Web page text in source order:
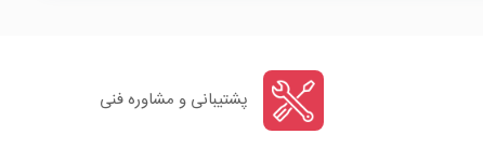
پشتیبانی و مشاوره فنی